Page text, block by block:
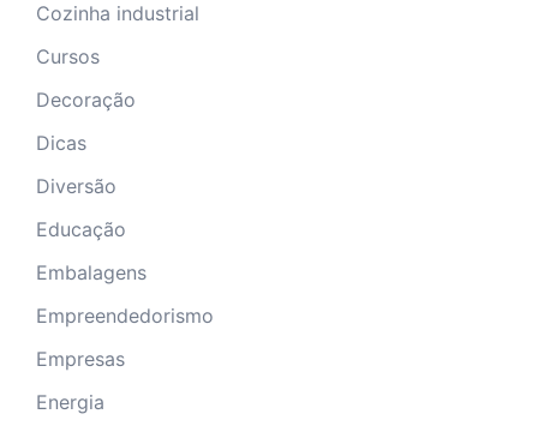
Cozinha industrial
Cursos
Decoração
Dicas
Diversão
Educação
Embalagens
Empreendedorismo
Empresas
Energia